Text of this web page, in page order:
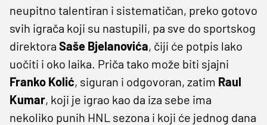
neupitno talentiran i sistematičan, preko gotovo
svih igrača koji su nastupili, pa sve do sportskog
direktora Saše Bjelanovića, čiji će potpis lako
uočiti i oko laika. Priča tako može biti sjajni
Franko Kolić, siguran i odgovoran, zatim Raul
Kumar, koji je igrao kao da iza sebe ima
nekoliko punih HNL sezona i koji će jednog dana